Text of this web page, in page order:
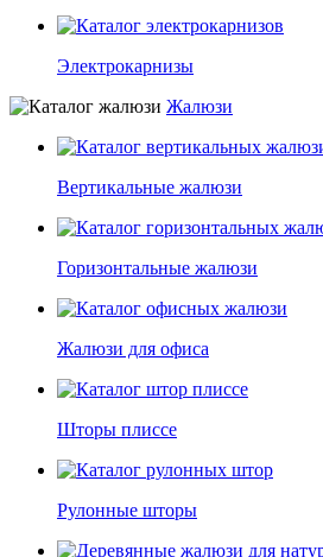
Электрокарнизы
Жалюзи
Вертикальные жалюзи
Горизонтальные жалюзи
Жалюзи для офиса
Шторы плиссе
Рулонные шторы